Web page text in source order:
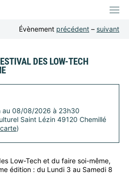
Évènement précédent – suivant
DES LOW-TECH
au 08/08/2026 à 23h30
Saint Lézin 49120 Chemillé
)
Low-Tech et du faire soi-même,
édition : du Lundi 3 au Samedi 8